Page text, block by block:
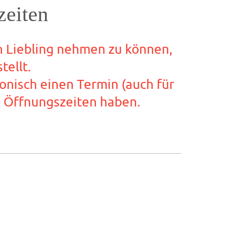
nehmen zu können,
einen Termin (auch für
haben.